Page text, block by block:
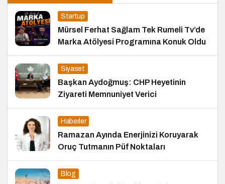
Startup
Mürsel Ferhat Sağlam Tek Rumeli Tv’de
Marka Atölyesi Programına Konuk Oldu
Siyaset
Başkan Aydoğmuş: CHP Heyetinin
Ziyareti Memnuniyet Verici
Haberler
Ramazan Ayında Enerjinizi Koruyarak
Oruç Tutmanın Püf Noktaları
Blog